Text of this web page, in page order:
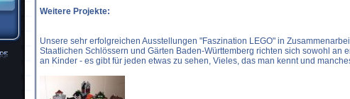
Weitere Projekte:
Unsere sehr erfolgreichen Ausstellungen "Faszination LEGO" in
Staatlichen Schlössern und Gärten Baden-Württemberg richten sich sowohl an
an Kinder - es gibt für jeden etwas zu sehen, Vieles, das man kennt und